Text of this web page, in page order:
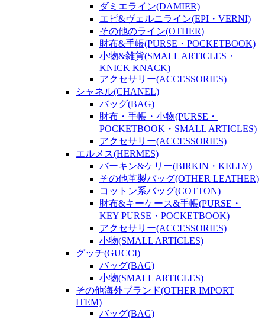
ダミエライン(DAMIER)
エピ&ヴェルニライン(EPI・VERNI)
その他のライン(OTHER)
財布&手帳(PURSE・POCKETBOOK)
小物&雑貨(SMALL ARTICLES・
KNICK KNACK)
アクセサリー(ACCESSORIES)
シャネル(CHANEL)
バッグ(BAG)
財布・手帳・小物(PURSE・
POCKETBOOK・SMALL ARTICLES)
アクセサリー(ACCESSORIES)
エルメス(HERMES)
バーキン&ケリー(BIRKIN・KELLY)
その他革製バッグ(OTHER LEATHER)
コットン系バッグ(COTTON)
財布&キーケース&手帳(PURSE・
KEY PURSE・POCKETBOOK)
アクセサリー(ACCESSORIES)
小物(SMALL ARTICLES)
グッチ(GUCCI)
バッグ(BAG)
小物(SMALL ARTICLES)
その他海外ブランド(OTHER IMPORT
ITEM)
バッグ(BAG)